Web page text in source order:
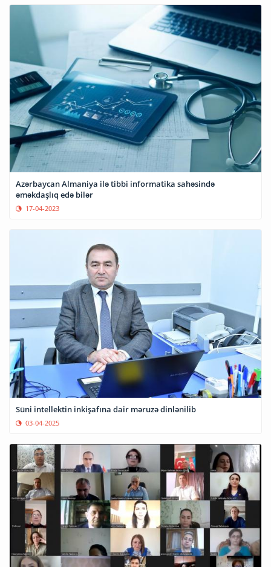
Azərbaycan Almaniya ilə tibbi informatika sahəsində
əməkdaşlıq edə bilər
17-04-2023
Süni intellektin inkişafına dair məruzə dinlənilib
03-04-2025